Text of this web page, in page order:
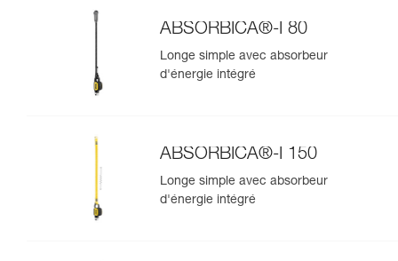
ABSORBICA®-I 80
Longe simple avec absorbeur
d'énergie intégré
ABSORBICA®-I 150
Longe simple avec absorbeur
d'énergie intégré